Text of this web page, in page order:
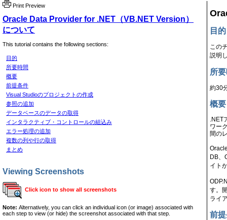
Print Preview
Oracle Data Provider for .NET（VB.NET Version）
について
This tutorial contains the following sections:
目的
所要時間
概要
前提条件
Visual Studioのプロジェクトの作成
参照の追加
データベースのデータの取得
インタラクティブ・コントロールの組込み
エラー処理の追加
複数の列や行の取得
まとめ
Viewing Screenshots
Click icon to show all screenshots
Note: Alternatively, you can click an individual icon (or image) associated with
each step to view (or hide) the screenshot associated with that step.
目的
この
説明
所
約30
概要
.NET
ワー
間の
DB、
イト
す。
ライ
前